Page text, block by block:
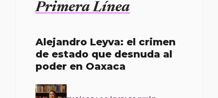
Primera Línea
Alejandro Leyva: el crimen
de estado que desnuda al
poder en Oaxaca